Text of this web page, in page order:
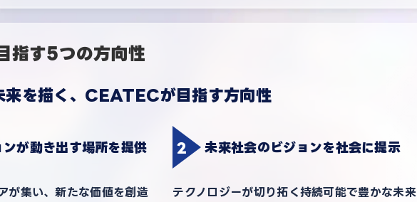
指す5つの方向性
来を描く、CEATECが目指す方向性
ンが動き出す場所を提供
が集い、新たな価値を創造
未来社会のビジョンを社会に提示
テクノロジーが切り拓く持続可能で豊かな未来